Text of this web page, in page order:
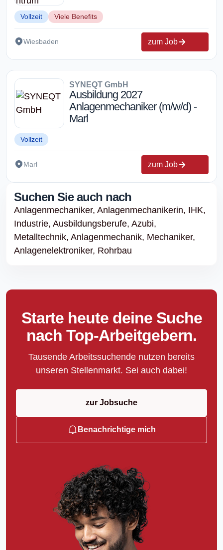
Vollzeit Viele Benefits
Wiesbaden zum Job
SYNEQT GmbH
Ausbildung 2027
Anlagenmechaniker (m/w/d) -
Marl
Vollzeit
Marl zum Job
Suchen Sie auch nach
Anlagenmechaniker, Anlagenmechanikerin, IHK,
Industrie, Ausbildungsberufe, Azubi,
Metalltechnik, Anlagenmechanik, Mechaniker,
Anlagenelektroniker, Rohrbau
Starte heute deine Suche
nach Top-Arbeitgebern.
Tausende Arbeitssuchende nutzen bereits
unseren Stellenmarkt. Sei auch dabei!
zur Jobsuche
Benachrichtige mich